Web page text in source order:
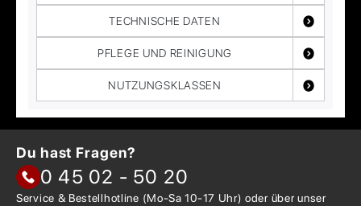
TECHNISCHE DATEN
PFLEGE UND REINIGUNG
NUTZUNGSKLASSEN
Du hast Fragen?
0 45 02 - 50 20
Service & Bestellhotline (Mo-Sa 10-17 Uhr) oder überunser